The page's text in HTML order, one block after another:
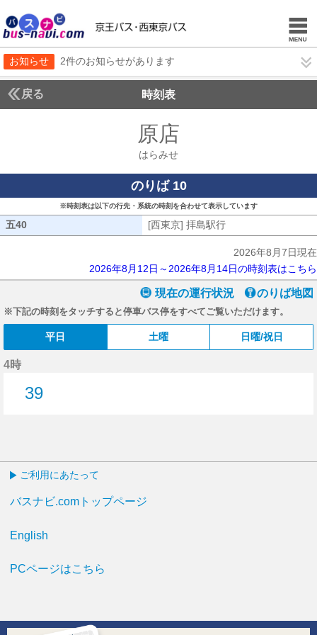
お知らせ 2件のお知らせがあります
戻る 時刻表
原店
はらみせ
のりば 10
※時刻表は以下の行先・系統の時刻を合わせて表示しています
五40 [西東京] 拝島駅行
2026年8月7日現在
2026年8月12日～2026年8月14日の時刻表はこちら
現在の運行状況 のりば地図
※下記の時刻をタッチすると停車バス停をすべてご覧いただけます。
平日 土曜 日曜/祝日
4時
39
ご利用にあたって
バスナビ.comトップページ
English
PCページはこちら